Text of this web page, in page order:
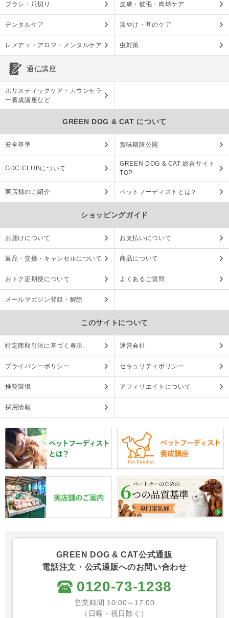
ブラシ・爪切り 皮膚・被毛・肉球ケア
デンタルケア 涙やけ・耳のケア
レメディ・アロマ・メンタルケア 虫対策
通信講座
ホリスティックケア・カウンセラ
ー養成講座など
GREEN DOG & CAT について
安全基準 賞味期限公開
GDC CLUBについて
GREEN DOG & CAT 総合サイト
TOP
実店舗のご紹介 ペットフーディストとは？
ショッピングガイド
お届けについて お支払いについて
返品・交換・キャンセルについて 商品について
おトク定期便について よくあるご質問
メールマガジン登録・解除
このサイトについて
特定商取引法に基づく表示 運営会社
プライバシーポリシー セキュリティポリシー
推奨環境 アフィリエイトについて
採用情報
GREEN DOG & CAT公式通販
電話注文・公式通販へのお問い合わせ
0120-73-1238
営業時間 10:00～17:00
（日曜・祝日除く）